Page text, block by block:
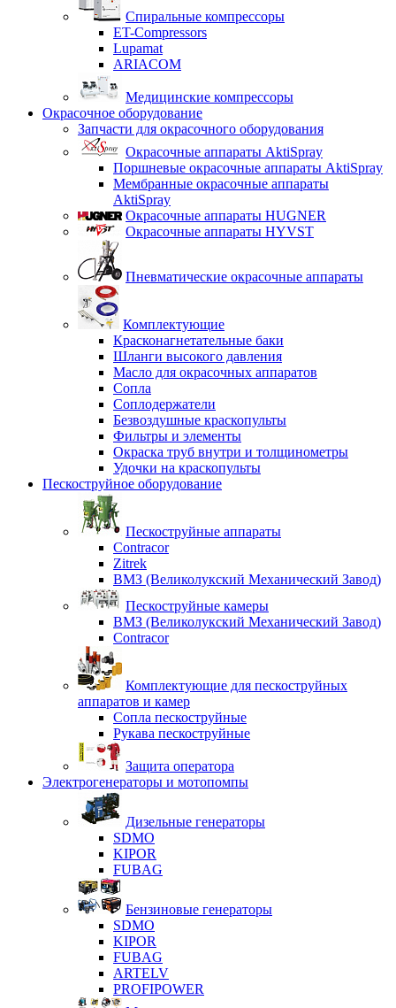
Спиральные компрессоры
ET-Compressors
Lupamat
ARIACOM
Медицинские компрессоры
Окрасочное оборудование
Запчасти для окрасочного оборудования
Окрасочные аппараты AktiSpray
Поршневые окрасочные аппараты AktiSpray
Мембранные окрасочные аппараты
AktiSpray
Окрасочные аппараты HUGNER
Окрасочные аппараты HYVST
Пневматические окрасочные аппараты
Комплектующие
Красконагнетательные баки
Шланги высокого давления
Масло для окрасочных аппаратов
Сопла
Соплодержатели
Безвоздушные краскопульты
Фильтры и элементы
Окраска труб внутри и толщинометры
Удочки на краскопульты
Пескоструйное оборудование
Пескоструйные аппараты
Contracor
Zitrek
ВМЗ (Великолукский Механический Завод)
Пескоструйные камеры
ВМЗ (Великолукский Механический Завод)
Contracor
Комплектующие для пескоструйных
аппаратов и камер
Сопла пескоструйные
Рукава пескоструйные
Защита оператора
Электрогенераторы и мотопомпы
Дизельные генераторы
SDMO
KIPOR
FUBAG
Бензиновые генераторы
SDMO
KIPOR
FUBAG
ARTELV
PROFIPOWER